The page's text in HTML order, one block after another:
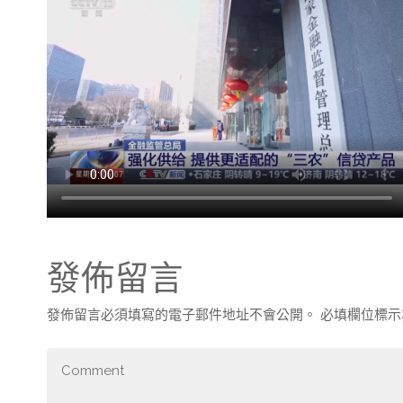
發佈留言
發佈留言必須填寫的電子郵件地址不會公開。 必填欄位標